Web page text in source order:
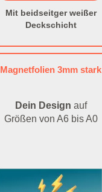
Mit beidseitger weißer
Deckschicht
Magnetfolien 3mm stark
Dein Design auf
Größen von A6 bis A0